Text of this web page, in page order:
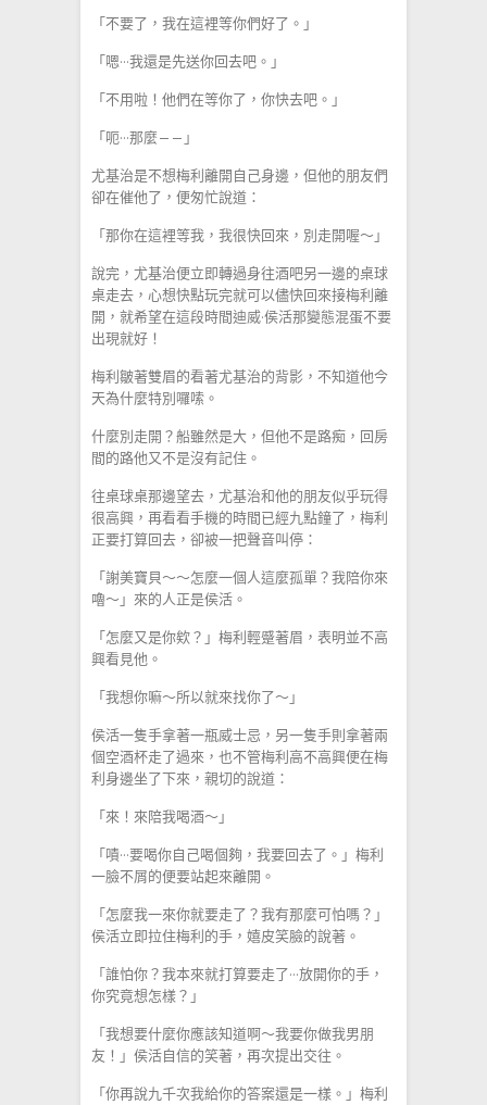
「不要了，我在這裡等你們好了。」
「嗯···我還是先送你回去吧。」
「不用啦！他們在等你了，你快去吧。」
「呃···那麼——」
尤基治是不想梅利離開自己身邊，但他的朋友們
卻在催他了，便匆忙說道：
「那你在這裡等我，我很快回來，別走開喔～」
說完，尤基治便立即轉過身往酒吧另一邊的桌球
桌走去，心想快點玩完就可以儘快回來接梅利離
開，就希望在這段時間迪威·侯活那變態混蛋不要
出現就好！
梅利皺著雙眉的看著尤基治的背影，不知道他今
天為什麼特別囉嗦。
什麼別走開？船雖然是大，但他不是路痴，回房
間的路他又不是沒有記住。
往桌球桌那邊望去，尤基治和他的朋友似乎玩得
很高興，再看看手機的時間已經九點鐘了，梅利
正要打算回去，卻被一把聲音叫停：
「謝美寶貝～～怎麼一個人這麼孤單？我陪你來
嚕～」來的人正是侯活。
「怎麼又是你欸？」梅利輕蹙著眉，表明並不高
興看見他。
「我想你嘛～所以就來找你了～」
侯活一隻手拿著一瓶威士忌，另一隻手則拿著兩
個空酒杯走了過來，也不管梅利高不高興便在梅
利身邊坐了下來，親切的說道：
「來！來陪我喝酒～」
「嘖···要喝你自己喝個夠，我要回去了。」梅利
一臉不屑的便要站起來離開。
「怎麼我一來你就要走了？我有那麼可怕嗎？」
侯活立即拉住梅利的手，嬉皮笑臉的說著。
「誰怕你？我本來就打算要走了···放開你的手，
你究竟想怎樣？」
「我想要什麼你應該知道啊～我要你做我男朋
友！」侯活自信的笑著，再次提出交往。
「你再說九千次我給你的答案還是一樣。」梅利